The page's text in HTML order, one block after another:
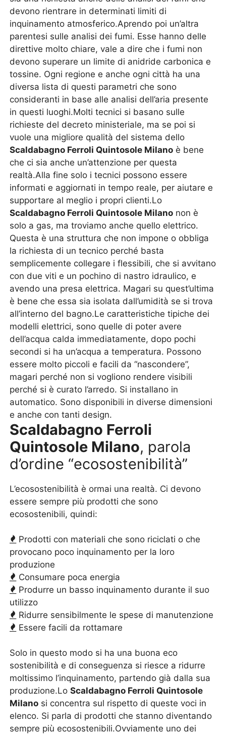
devono rientrare in determinati limiti di
inquinamento atmosferico.Aprendo poi un’altra
parentesi sulle analisi dei fumi. Esse hanno delle
direttive molto chiare, vale a dire che i fumi non
devono superare un limite di anidride carbonica e
tossine. Ogni regione e anche ogni città ha una
diversa lista di questi parametri che sono
consideranti in base alle analisi dell’aria presente
in questi luoghi.Molti tecnici si basano sulle
richieste del decreto ministeriale, ma se poi si
vuole una migliore qualità del sistema dello
Scaldabagno Ferroli Quintosole Milano è bene
che ci sia anche un’attenzione per questa
realtà.Alla fine solo i tecnici possono essere
informati e aggiornati in tempo reale, per aiutare e
supportare al meglio i propri clienti.Lo
Scaldabagno Ferroli Quintosole Milano non è
solo a gas, ma troviamo anche quello elettrico.
Questa è una struttura che non impone o obbliga
la richiesta di un tecnico perché basta
semplicemente collegare i flessibili, che si avvitano
con due viti e un pochino di nastro idraulico, e
avendo una presa elettrica. Magari su quest’ultima
è bene che essa sia isolata dall’umidità se si trova
all’interno del bagno.Le caratteristiche tipiche dei
modelli elettrici, sono quelle di poter avere
dell’acqua calda immediatamente, dopo pochi
secondi si ha un’acqua a temperatura. Possono
essere molto piccoli e facili da “nascondere”,
magari perché non si vogliono rendere visibili
perché si è curato l’arredo. Si installano in
automatico. Sono disponibili in diverse dimensioni
e anche con tanti design.
Scaldabagno Ferroli
Quintosole Milano, parola
d’ordine “ecosostenibilità”
L’ecosostenibilità è ormai una realtà. Ci devono
essere sempre più prodotti che sono
ecosostenibili, quindi:
Prodotti con materiali che sono riciclati o che
provocano poco inquinamento per la loro
produzione
Consumare poca energia
Produrre un basso inquinamento durante il suo
utilizzo
Ridurre sensibilmente le spese di manutenzione
Essere facili da rottamare
Solo in questo modo si ha una buona eco
sostenibilità e di conseguenza si riesce a ridurre
moltissimo l’inquinamento, partendo già dalla sua
produzione.LoScaldabagno Ferroli Quintosole
Milano si concentra sul rispetto di queste voci in
elenco. Si parla di prodotti che stanno diventando
sempre più ecosostenibili.Ovviamente uno dei